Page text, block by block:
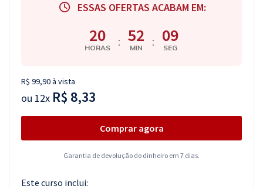
ESSAS OFERTAS ACABAM EM:
20
HORAS : 52
MIN : 08
SEG
R$ 99,90 à vista
ou 12x R$ 8,33
Comprar agora
Garantia de devolução do dinheiro em 7 dias.
Este curso inclui: